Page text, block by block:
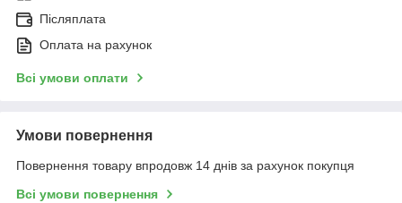
Післяплата
Оплата на рахунок
Всі умови оплати
Умови повернення
Повернення товару впродовж 14 днів за рахунок покупця
Всі умови повернення